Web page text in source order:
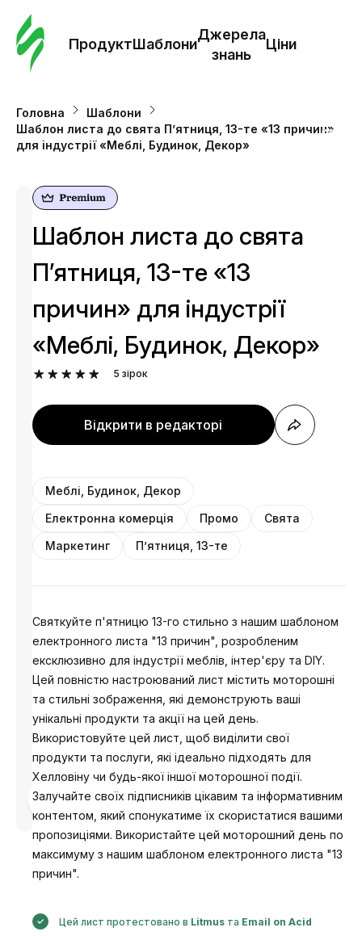
ПродуктШаблони
Джерела
знань
Ціни
Головна
Шаблони
Шаблон листа до свята П’ятниця, 13-те «13 причин»
для індустрії «Меблі, Будинок, Декор»
Розроблено
Шаблон листа до свята
П’ятниця, 13-те «13
причин» для індустрії
«Меблі, Будинок, Декор»
5 зірок
Відкрити в редакторі
Меблі, Будинок, Декор
Електронна комерція
Промо
Свята
Маркетинг
П’ятниця, 13-те
Святкуйте п'ятницю 13-го стильно з нашим шаблоном
електронного листа "13 причин", розробленим
ексклюзивно для індустрії меблів, інтер'єру та DIY.
Цей повністю настроюваний лист містить моторошні
та стильні зображення, які демонструють ваші
унікальні продукти та акції на цей день.
Використовуйте цей лист, щоб виділити свої
продукти та послуги, які ідеально підходять для
Хелловіну чи будь-якої іншої моторошної події.
Залучайте своїх підписників цікавим та інформативним
контентом, який спонукатиме їх скористатися вашими
пропозиціями. Використайте цей моторошний день по
максимуму з нашим шаблоном електронного листа "13
причин".
Цей лист протестовано в Litmusта Email on Acid